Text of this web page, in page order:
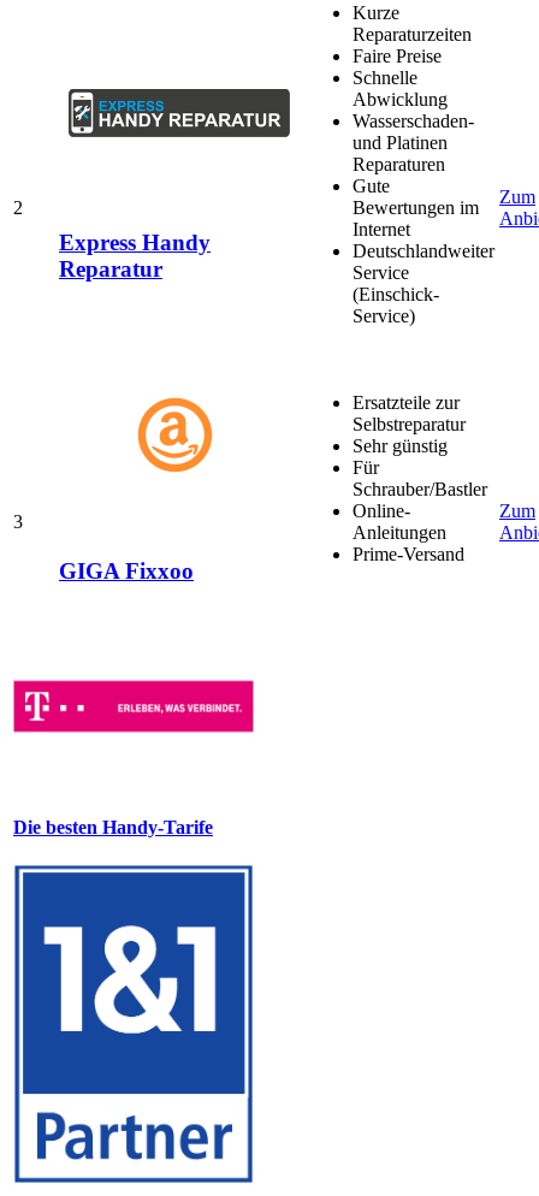
2
Express Handy
Reparatur
Kurze
Reparaturzeiten
Faire Preise
Schnelle
Abwicklung
Wasserschaden-
und Platinen
Reparaturen
Gute
Bewertungen im
Internet
Deutschlandweiter
Service
(Einschick-
Service)
Zum
3
GIGA Fixxoo
Ersatzteile zur
Selbstreparatur
Sehr günstig
Für
Schrauber/Bastler
Online-
Anleitungen
Prime-Versand
Zum
Die besten Handy-Tarife